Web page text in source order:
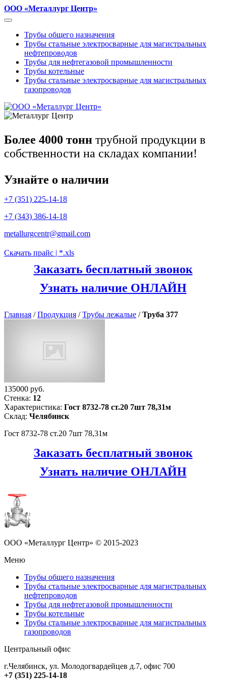
ООО «Металлург Центр»
Трубы общего назначения
Трубы стальные электросварные для магистральных
нефтепроводов
Трубы для нефтегазовой промышленности
Трубы котельные
Трубы стальные электросварные для магистральных
газопроводов
Более 4000 тонн трубной продукции в
собственности на складах компании!
Узнайте о наличии
+7 (351) 225-14-18
+7 (343) 386-14-18
metallurgcentr@gmail.com
Скачать прайс | *.xls
Заказать бесплатный звонок
Узнать наличие ОНЛАЙН
Главная /Продукция /Трубы лежалые /Труба 377
135000 руб.
Стенка: 12
Характеристика: Гост 8732-78 ст.20 7шт 78,31м
Склад: Челябинск
Гост 8732-78 ст.20 7шт 78,31м
Заказать бесплатный звонок
Узнать наличие ОНЛАЙН
ООО «Металлург Центр» © 2015-2023
Меню
Трубы общего назначения
Трубы стальные электросварные для магистральных
нефтепроводов
Трубы для нефтегазовой промышленности
Трубы котельные
Трубы стальные электросварные для магистральных
газопроводов
Центральный офис
г.Челябинск, ул. Молодогвардейцев д.7, офис 700
+7 (351) 225-14-18